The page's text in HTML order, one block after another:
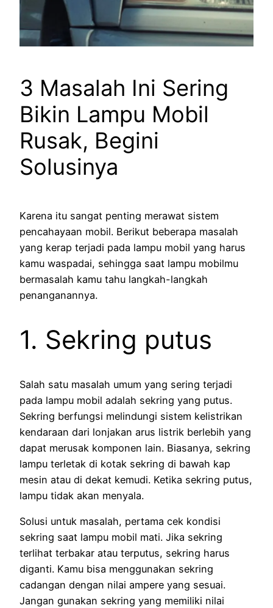
3 Masalah Ini Sering
Bikin Lampu Mobil
Rusak, Begini
Solusinya
Karena itu sangat penting merawat sistem
pencahayaan mobil. Berikut beberapa masalah
yang kerap terjadi pada lampu mobil yang harus
kamu waspadai, sehingga saat lampu mobilmu
bermasalah kamu tahu langkah-langkah
penanganannya.
1. Sekring putus
Salah satu masalah umum yang sering terjadi
pada lampu mobil adalah sekring yang putus.
Sekring berfungsi melindungi sistem kelistrikan
kendaraan dari lonjakan arus listrik berlebih yang
dapat merusak komponen lain. Biasanya, sekring
lampu terletak di kotak sekring di bawah kap
mesin atau di dekat kemudi. Ketika sekring putus,
lampu tidak akan menyala.
Solusi untuk masalah, pertama cek kondisi
sekring saat lampu mobil mati. Jika sekring
terlihat terbakar atau terputus, sekring harus
diganti. Kamu bisa menggunakan sekring
cadangan dengan nilai ampere yang sesuai.
Jangan gunakan sekring yang memiliki nilai